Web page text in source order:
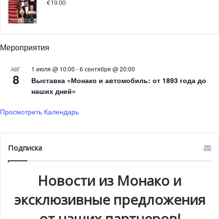
рамках Rolex Fastnet Race, после чего начнется их
трансатлантическое путешествие. Как утверждает Пьер
Казираги, Грета стремится донести до человечества
II, на борту одного из самых экологических средств
передвижения современности, у неё это получится.
€19.00
Мероприятия
АВГ
8
1 июля @ 10:00 -6 сентября @ 20:00
Выставка «Монако и автомобиль: от 1893 года до
наших дней»
Просмотреть Календарь
Подписка
Новости из Монако и
эксклюзивные предложения